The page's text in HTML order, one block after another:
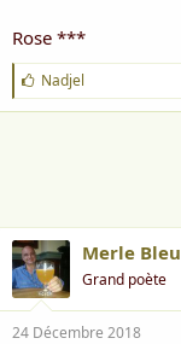
Rose ***
J
'
a
Nadjel
Merle Bleu
Grand poète
24 Décembre 2018